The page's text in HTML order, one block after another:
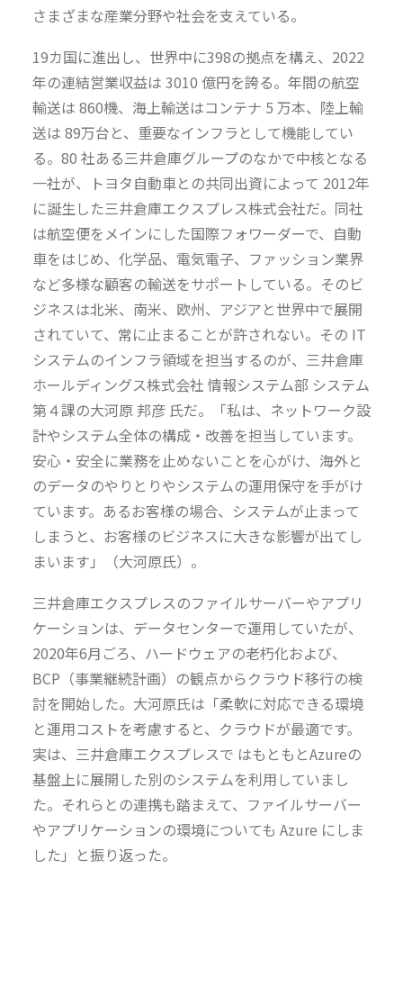
さまざまな産業分野や社会を支えている。
19カ国に進出し、世界中に398の拠点を構え、2022
年の連結営業収益は 3010 億円を誇る。年間の航空
輸送は 860機、海上輸送はコンテナ 5 万本、陸上輸
送は 89万台と、重要なインフラとして機能してい
る。80 社ある三井倉庫グループのなかで中核となる
一社が、トヨタ自動車との共同出資によって 2012年
に誕生した三井倉庫エクスプレス株式会社だ。同社
は航空便をメインにした国際フォワーダーで、自動
車をはじめ、化学品、電気電子、ファッション業界
など多様な顧客の輸送をサポートしている。そのビ
ジネスは北米、南米、欧州、アジアと世界中で展開
されていて、常に止まることが許されない。その IT
システムのインフラ領域を担当するのが、三井倉庫
ホールディングス株式会社 情報システム部 システム
第４課の大河原 邦彦 氏だ。「私は、ネットワーク設
計やシステム全体の構成・改善を担当しています。
安心・安全に業務を止めないことを心がけ、海外と
のデータのやりとりやシステムの運用保守を手がけ
ています。あるお客様の場合、システムが止まって
しまうと、お客様のビジネスに大きな影響が出てし
まいます」（大河原氏）。
三井倉庫エクスプレスのファイルサーバーやアプリ
ケーションは、データセンターで運用していたが、
2020年6月ごろ、ハードウェアの老朽化および、
BCP（事業継続計画）の観点からクラウド移行の検
討を開始した。大河原氏は「柔軟に対応できる環境
と運用コストを考慮すると、クラウドが最適です。
実は、三井倉庫エクスプレスで はもともとAzureの
基盤上に展開した別のシステムを利用していまし
た。それらとの連携も踏まえて、ファイルサーバー
やアプリケーションの環境についても Azure にしま
した」と振り返った。